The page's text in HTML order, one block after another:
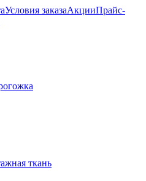
Условия заказаАкцииПрайс-
ткань